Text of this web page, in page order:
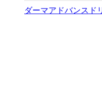
ダーマアドバンスド